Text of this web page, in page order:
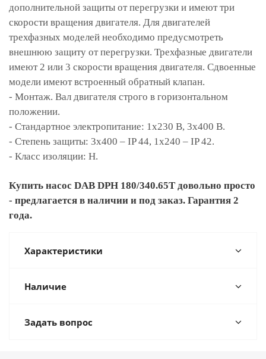
дополнительной защиты от перегрузки и имеют три
скорости вращения двигателя. Для двигателей
трехфазных моделей необходимо предусмотреть
внешнюю защиту от перегрузки. Трехфазные двигатели
имеют 2 или 3 скорости вращения двигателя. Сдвоенные
модели имеют встроенный обратный клапан.
- Монтаж. Вал двигателя строго в горизонтальном
положении.
- Стандартное электропитание: 1x230 В, 3x400 В.
- Степень защиты: 3х400 – IP 44, 1х240 – IP 42.
- Класс изоляции: H.
Купить насос DAB DPH 180/340.65T довольно просто
- предлагается в наличии и под заказ. Гарантия 2
года.
Характеристики
Наличие
Задать вопрос